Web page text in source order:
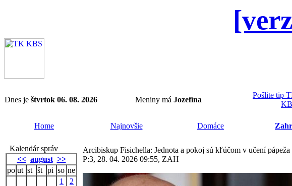
Dnes je štvrtok 06. 08. 2026 Meniny má Jozefína
Pošlite tip
Home Najnovšie Domáce
Kalendár správ
<< august >>
po ut st št pi so ne
1
2
Arcibiskup Fisichella: Jednota a pokoj sú kľúčom v učení
P:3, 28. 04. 2026 09:55, ZAH